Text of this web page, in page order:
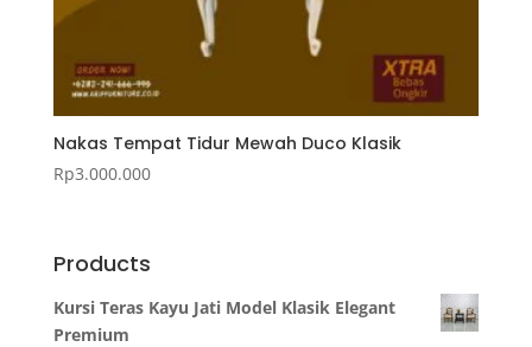
Nakas Tempat Tidur Mewah Duco Klasik
Rp3.000.000
Products
Kursi Teras Kayu Jati Model Klasik Elegant
Premium